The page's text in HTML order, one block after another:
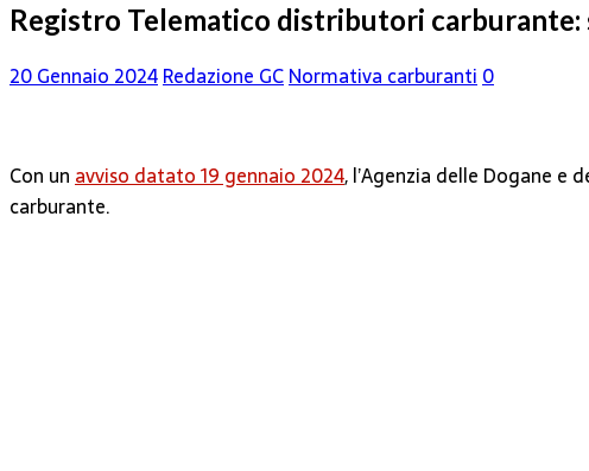
Registro Telematico distributori
20 Gennaio 2024Redazione GCNormativa carburanti 0
Con un avviso datato 19 gennaio 2024, l’Agenzia delle Dogane
carburante.